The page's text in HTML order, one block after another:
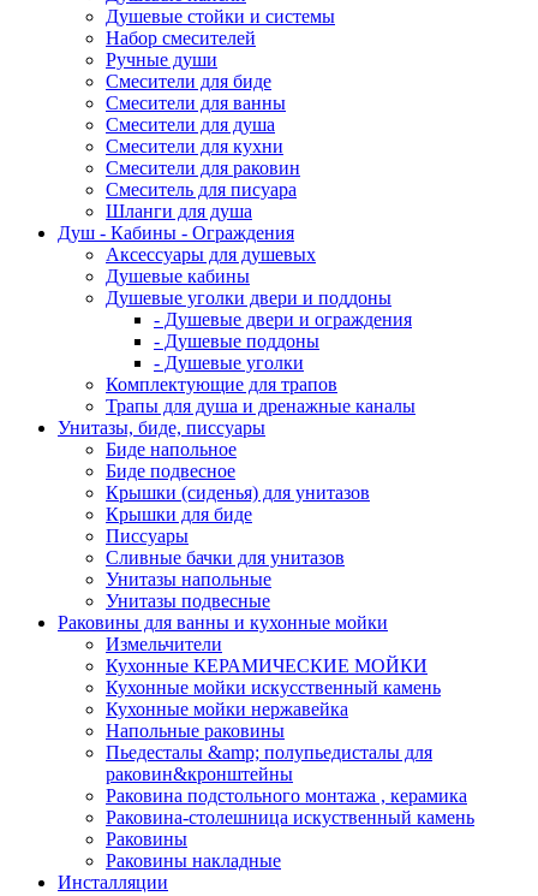
Душевые стойки и системы
Набор смесителей
Ручные души
Смесители для биде
Смесители для ванны
Смесители для душа
Смесители для кухни
Смесители для раковин
Смеситель для писуара
Шланги для душа
Душ - Кабины - Ограждения
Аксессуары для душевых
Душевые кабины
Душевые уголки двери и поддоны
- Душевые двери и ограждения
- Душевые поддоны
- Душевые уголки
Комплектующие для трапов
Трапы для душа и дренажные каналы
Унитазы, биде, писсуары
Биде напольное
Биде подвесное
Крышки (сиденья) для унитазов
Крышки для биде
Писсуары
Сливные бачки для унитазов
Унитазы напольные
Унитазы подвесные
Раковины для ванны и кухонные мойки
Измельчители
Кухонные КЕРАМИЧЕСКИЕ МОЙКИ
Кухонные мойки искусственный камень
Кухонные мойки нержавейка
Напольные раковины
Пьедесталы &amp; полупьедисталы для
раковин&кронштейны
Раковина подстольного монтажа , керамика
Раковина-столешница искуственный камень
Раковины
Раковины накладные
Инсталляции